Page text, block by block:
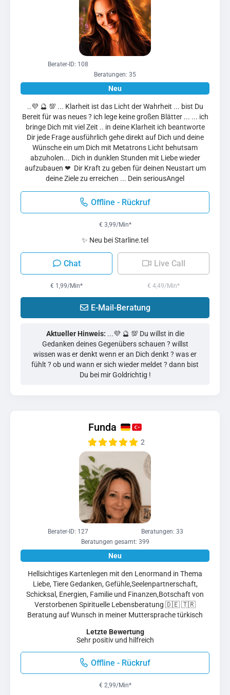
..💜 🔮 💯 ... Klarheit ist das Licht der Wahrheit ... bist Du
Bereit für was neues ? ich lege keine großen Blätter ... ... ich
bringe Dich mit viel Zeit .. in deine Klarheit ich beantworte
Dir jede Frage ausführlich gehe direkt auf Dich und deine
Wünsche ein um Dich mit Metatrons Licht behutsam
abzuholen... Dich in dunklen Stunden mit Liebe wieder
aufzubauen ❤ ️ Dir Kraft zu geben für deinen Neustart um
deine Ziele zu erreichen ... Dein seriousAngel
Berater-ID: 108
Beratungen: 35
Offline - Rückruf
€ 3,99/Min*
✨ Neu bei Starline.tel
Chat
€ 1,99/Min*
Live Call
€ 4,49/Min*
E-Mail-Beratung
Aktueller Hinweis: ...💜 🔮 💯 Du willst in die
Gedanken deines Gegenübers schauen ? willst
wissen was er denkt wenn er an Dich denkt ? was er
fühlt ? ob und wann er sich wieder meldet ? dann bist
Du bei mir Goldrichtig !
Funda
2
Hellsichtiges Kartenlegen mit den Lenormand in Thema
Liebe, Tiere Gedanken, Gefühle,Seelenpartnerschaft,
Schicksal, Energien, Familie und Finanzen,Botschaft von
Verstorbenen Spirituelle Lebensberatung 🇩🇪 🇹🇷
Beratung auf Wunsch in meiner Muttersprache türkisch
Berater-ID: 127
Beratungen: 33
Beratungen gesamt: 399
Letzte Bewertung
Sehr positiv und hilfreich
Offline - Rückruf
€ 2,99/Min*